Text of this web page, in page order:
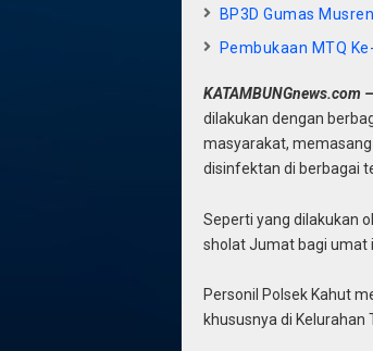
BP3D Gumas
Pembukaan MTQ
KATAMBUNGnews.com
dilakukan dengan
masyarakat,
disinfektan di berbagai
Seperti yang dilakukan
sholat Jumat bagi umat
Personil Polsek Kahut
khususnya di Kelurahan